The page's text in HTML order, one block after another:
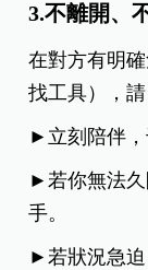
3.不離開、
在對方有明
找工具），請
►立刻陪伴，
►若你無法久
手。
►若狀況急迫